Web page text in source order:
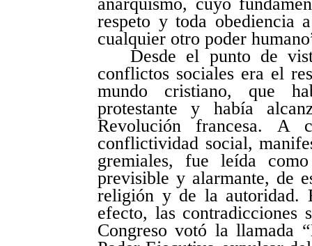
respeto y toda obediencia
cualquier otro poder
Desde el punto de
conflictos sociales era el
mundo cristiano, que
protestante y había
Revolución francesa.
conflictividad social,
gremiales, fue leída
previsible y alarmante, de
religión y de la autoridad.
efecto, las contradicciones
Congreso votó la llamada